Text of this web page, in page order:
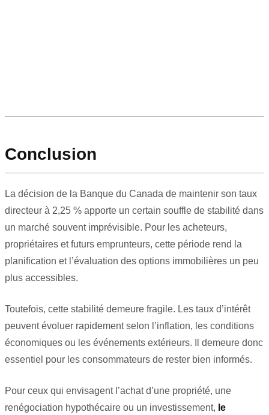
Conclusion
La décision de la Banque du Canada de maintenir son taux
directeur à 2,25 % apporte un certain souffle de stabilité dans
un marché souvent imprévisible. Pour les acheteurs,
propriétaires et futurs emprunteurs, cette période rend la
planification et l’évaluation des options immobilières un peu
plus accessibles.
Toutefois, cette stabilité demeure fragile. Les taux d’intérêt
peuvent évoluer rapidement selon l’inflation, les conditions
économiques ou les événements extérieurs. Il demeure donc
essentiel pour les consommateurs de rester bien informés.
Pour ceux qui envisagent l’achat d’une propriété, une
renégociation hypothécaire ou un investissement, le